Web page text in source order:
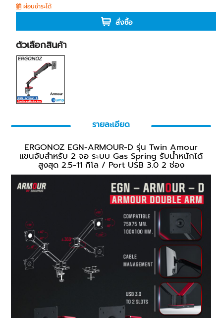
ผ่อนชำระได้
สั่งซื้อ
ตัวเลือกสินค้า
รายละเอียด
ERGONOZ EGN-ARMOUR-D รุ่น Twin Amour
แขนจับสำหรับ 2 จอ ระบบ Gas Spring รับน้ำหนักได้
สูงสุด 2.5-11 กิโล / Port USB 3.0 2 ช่อง